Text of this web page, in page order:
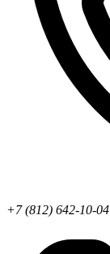
+7 (812) 642-10-04